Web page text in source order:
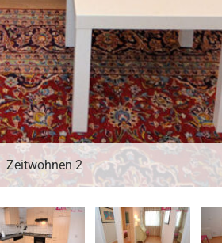
Zeitwohnen 2